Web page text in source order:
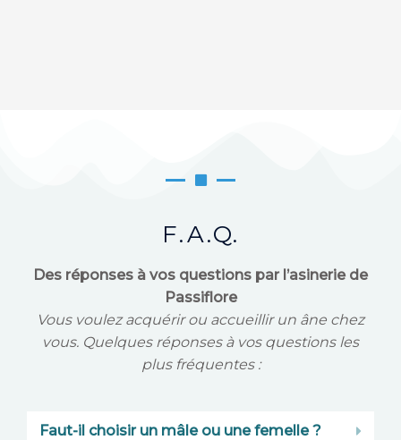
F.A.Q.
Des réponses à vos questions par l’asinerie de
Passiflore
Vous voulez acquérir ou accueillir un âne chez
vous. Quelques réponses à vos questions les
plus fréquentes :
Faut-il choisir un mâle ou une femelle ?